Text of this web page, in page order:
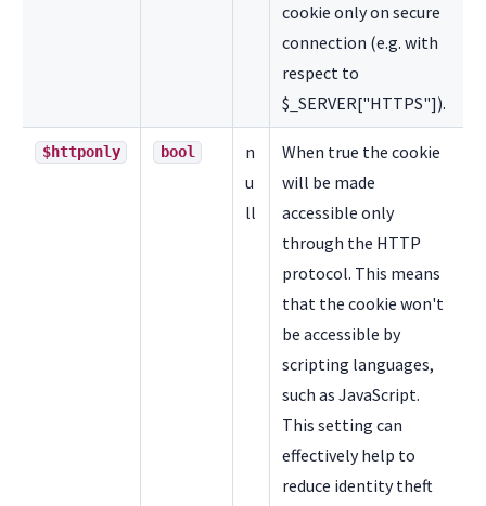
cookie only on secure
connection (e.g. with
respect to
$_SERVER["HTTPS"]).
$httponly bool
n
u
ll
When true the cookie
will be made
accessible only
through the HTTP
protocol. This means
that the cookie won't
be accessible by
scripting languages,
such as JavaScript.
This setting can
effectively help to
reduce identity theft